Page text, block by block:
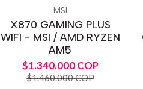
MSI
X870 GAMING PLUS
WIFI - MSI / AMD RYZEN
AM5
$1.340.000 COP
$1.460.000 COP